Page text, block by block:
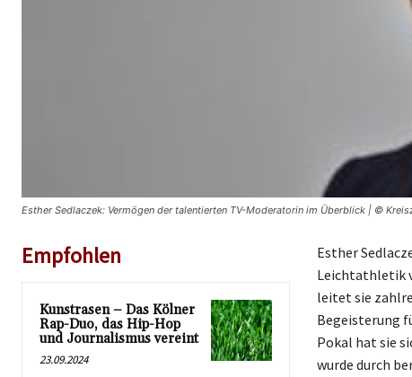
Esther Sedlaczek: Vermögen der talentierten TV-Moderatorin im Überblick | ©
Empfohlen
Kunstrasen – Das Kölner
Rap-Duo, das Hip-Hop
und Journalismus vereint
23.09.2024
Esther
Leichtathletik
leitet sie
Begeisterung
Pokal hat sie
wurde durch